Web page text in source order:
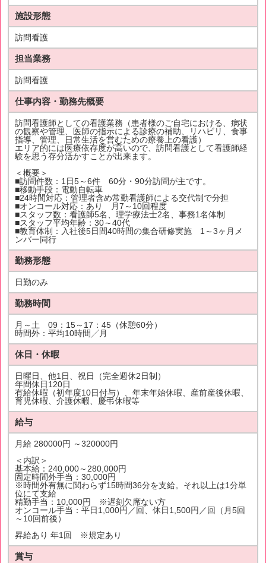
施設形態
訪問看護
担当業務
訪問看護
仕事内容・勤務先概要
訪問看護師としての看護業務（患者様のご自宅における、病状
の観察や管理、医師の指示による診療の補助、リハビリ、食事
指導、管理、日常生活を営むための療養上の看護）
エリア的には医療依存度が高いので、訪問看護として看護師経
験を思う存分活かすことが出来ます。
＜概要＞
■訪問件数：1日5～6件 60分・90分訪問が主です。
■移動手段：電動自転車
■24時間対応：管理者含め常勤看護師による交代制で分担
■オンコール対応：あり 月7～10回程度
■スタッフ数：看護師5名、理学療法士2名、事務1名体制
■スタッフ平均年齢：30～40代
■教育体制：入社後5日間40時間の集合研修実施 1～3ヶ月メ
ンバー同行
勤務形態
日勤のみ
勤務時間
月～土 09：15～17：45（休憩60分）
時間外：平均10時間╱月
休日・休暇
日曜日、他1日、祝日（完全週休2日制）
年間休日120日
有給休暇（初年度10日付与）、年末年始休暇、産前産後休暇、
育児休暇、介護休暇、慶弔休暇等
給与
月給 280000円 ～320000円
＜内訳＞
基本給：240,000～280,000円
固定時間外手当：30,000円
※時間外有無に関わらず15時間36分を支給。それ以上は1分単
位にて支給
精勤手当：10,000円 ※遅刻欠席ない方
オンコール手当：平日1,000円／回、休日1,500円／回（月5回
～10回前後）
昇給あり 年1回 ※規定あり
賞与